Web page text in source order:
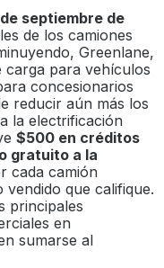
septiembre de
de los camiones
Greenlane,
para vehículos
concesionarios
reducir aún más los
la electrificación
$500 en créditos
gratuito a la
cada camión
que califique.
principales
en
sumarse al